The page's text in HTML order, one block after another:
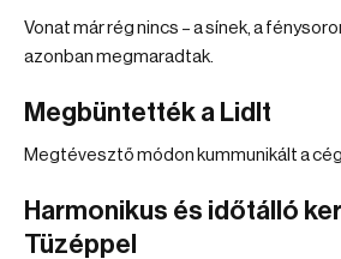
Vonat már rég nincs – a sínek, a
azonban megmaradtak.
Megbüntették a Lidlt
Megtévesztő módon kummunikált a
Harmonikus és időtálló
Tüzéppel